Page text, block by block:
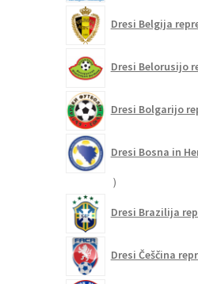
Dresi Belgija
Dresi Belorusijo
Dresi Bolgarijo
Dresi Bosna in
20
Dresi Brazilija
Dresi Češčina